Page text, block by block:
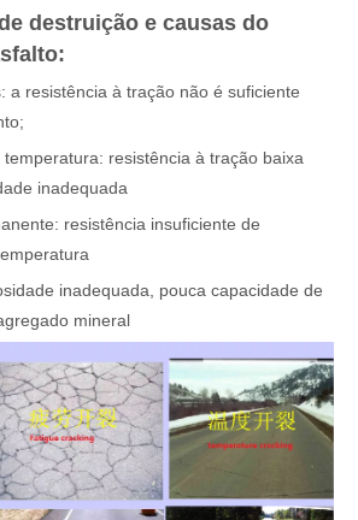
destruição e causas do
a resistência à tração não é suficiente
resistência à tração baixa
inadequada
resistência insuficiente de
inadequada, pouca capacidade de
mineral